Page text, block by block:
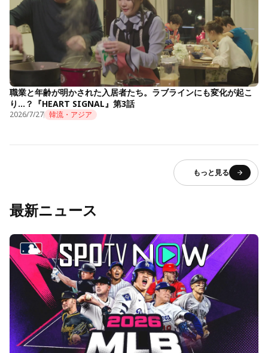
職業と年齢が明かされた入居者たち。ラブラインにも変化が起こ
り…？『HEART SIGNAL』第3話
2026/7/27 韓流・アジア
もっと見る
最新ニュース